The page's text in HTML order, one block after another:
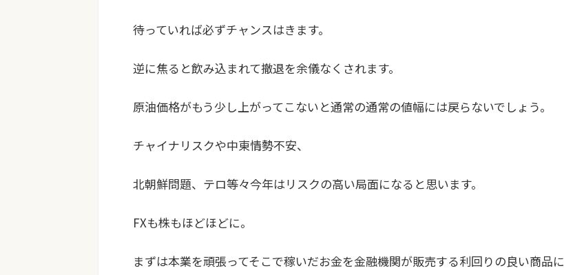
待っていれば必ずチャンスはきます。
逆に焦ると飲み込まれて撤退を余儀なくされます。
原油価格がもう少し上がってこないと通常の通常の値幅には戻らないでしょう。
チャイナリスクや中東情勢不安、
北朝鮮問題、テロ等々今年はリスクの高い局面になると思います。
FXも株もほどほどに。
まずは本業を頑張ってそこで稼いだお金を金融機関が販売する利回りの良い商品に